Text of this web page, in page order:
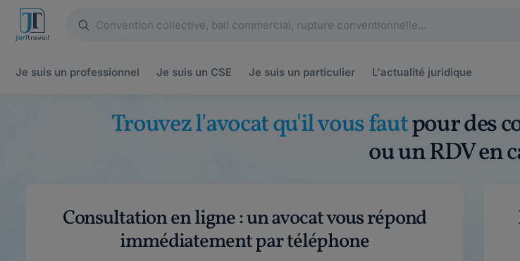
Je suis un professionnel Je suis un CSE Je suis un particulier L'actualité juridique
Trouvez l'avocat qu'il vous fautpour des
ou un RDV en
Consultation en ligne : un avocat vous répond
immédiatement par téléphone